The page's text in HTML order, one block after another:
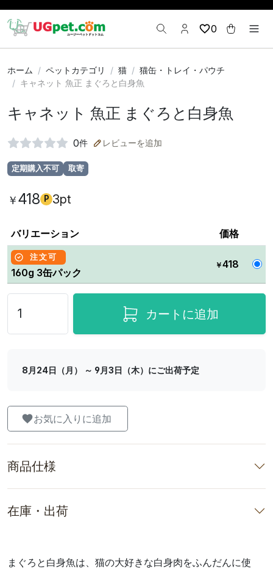
0
ホーム ペットカテゴリ 猫
猫缶・トレイ・パウチ
キャネット 魚正 まぐろと白身魚
キャネット 魚正 まぐろと白身魚
0件 レビューを追加
定期購入不可 取寄
￥418 P 3pt
バリエーション 価格
注文可
160g 3缶パック
￥418
カートに追加
8月24日（月） ～ 9月3日（木）にご出荷予定
お気に入りに追加
商品仕様
在庫・出荷
まぐろと白身魚は、猫の大好きな白身肉をふんだんに使